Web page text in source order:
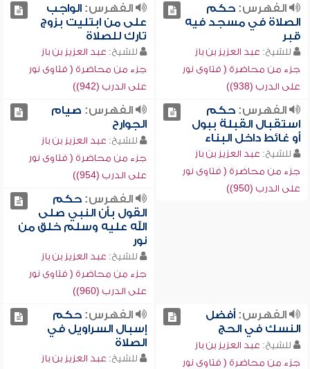
الفهرس:حكم
الصلاة في مسجد فيه
قبر
للشيخ: عبد العزيز بن باز
جزء من محاضرة ( فتاوى نور
على الدرب (938))
الفهرس:الواجب
على من ابتليت بزوج
تارك للصلاة
للشيخ: عبد العزيز بن باز
جزء من محاضرة ( فتاوى نور
على الدرب (942))
الفهرس:حكم
استقبال القبلة ببول
أو غائط داخل البناء
للشيخ: عبد العزيز بن باز
جزء من محاضرة ( فتاوى نور
على الدرب (950))
الفهرس: صيام
الجوارح
للشيخ: عبد العزيز بن باز
جزء من محاضرة ( فتاوى نور
على الدرب (954))
الفهرس:حكم
القول بأن النبي صلى
الله عليه وسلم خلق من
نور
للشيخ: عبد العزيز بن باز
جزء من محاضرة ( فتاوى نور
على الدرب (960))
الفهرس:أفضل
النسك في الحج
للشيخ: عبد العزيز بن باز
جزء من محاضرة ( فتاوى نور
الفهرس:حكم
إسبال السراويل في
الصلاة
للشيخ: عبد العزيز بن باز